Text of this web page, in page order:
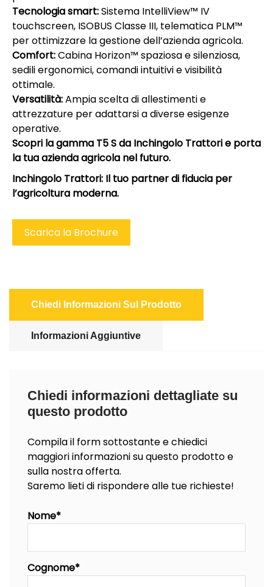
Tecnologia smart:Sistema IntelliView™ IV
touchscreen, ISOBUS Classe III, telematica PLM™
per ottimizzare la gestione dell’azienda agricola.
Comfort:Cabina Horizon™ spaziosa e silenziosa,
sedili ergonomici, comandi intuitivi e visibilità
ottimale.
Versatilità:Ampia scelta di allestimenti e
attrezzature per adattarsi a diverse esigenze
operative.
Scopri la gamma T5 S da Inchingolo Trattori e porta
la tua azienda agricola nel futuro.
Inchingolo Trattori: Il tuo partner di fiducia per
l’agricoltura moderna.
Scarica la Brochure
Chiedi Informazioni Sul Prodotto
Informazioni Aggiuntive
Chiedi informazioni dettagliate su
questo prodotto
Compila il form sottostante e chiedici
maggiori informazioni su questo prodotto e
sulla nostra offerta.
Saremo lieti di rispondere alle tue richieste!
Nome*
Cognome*